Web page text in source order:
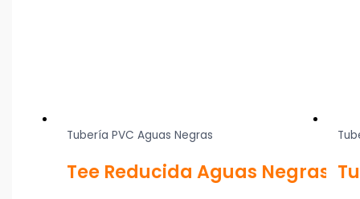
Tubería PVC Aguas Negras
Tee Reducida Aguas Negras